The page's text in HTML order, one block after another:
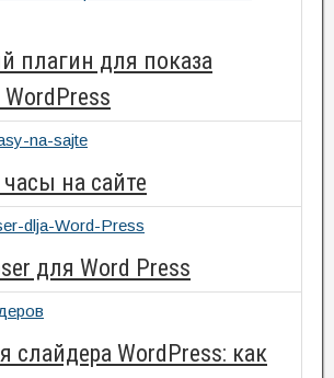
плагин для показа
на сайте
для Word Press
слайдера WordPress: как